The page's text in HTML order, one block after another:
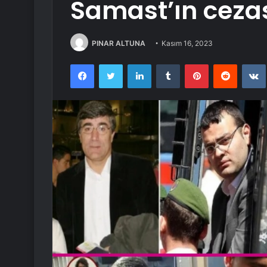
Samast’ın
PINAR ALTUNA Kasım 16, 2023
FacebookTwitter LinkedInTumblr PinterestReddit